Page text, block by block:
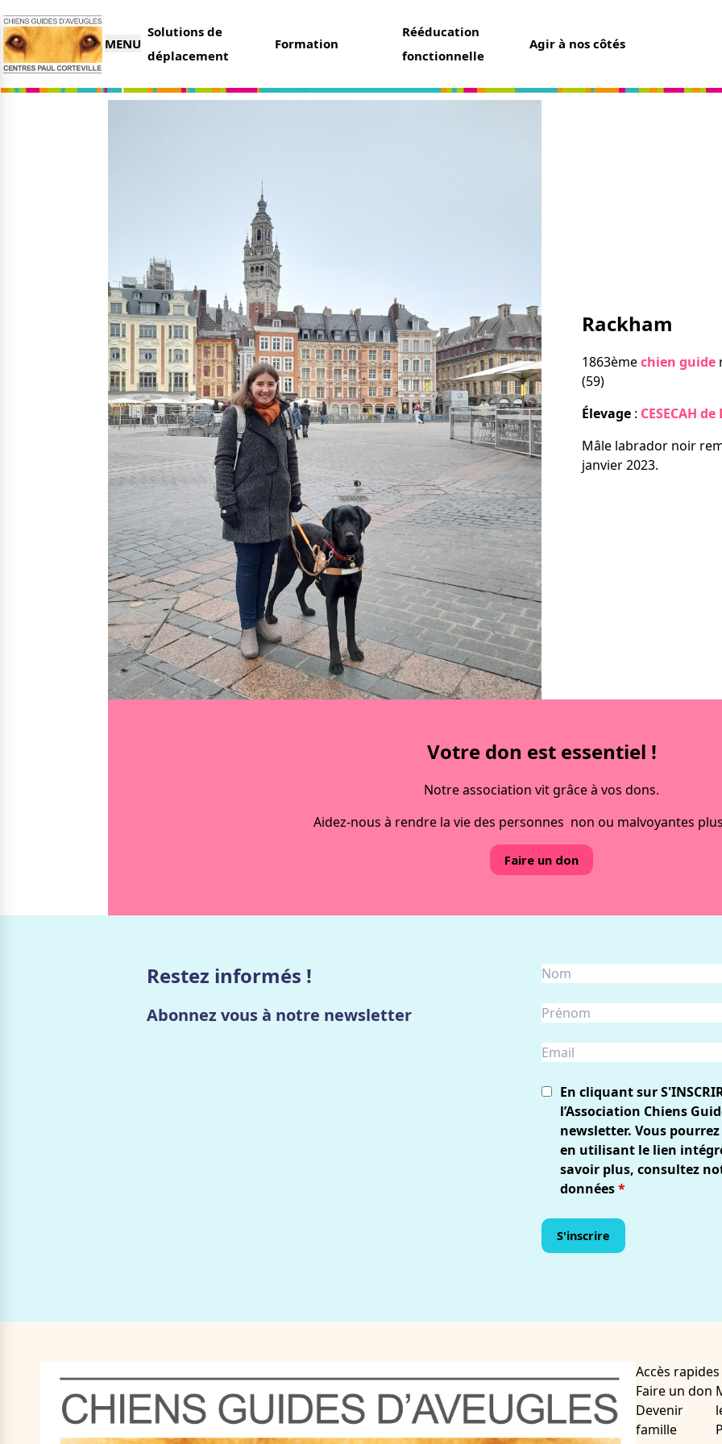
MENU
Solutions de
déplacement
Formation
Rééducation
fonctionnelle
Agir à nos côtés
Nos remises
Nos dernières actus
Le magazine du donateur
Nos solutions
Le chien guide d’aveugle
La canne blanche électronique
Le Bemob
Formation & Rééducation fonctionnelle
Formation
Rééducation fonctionnelle
Tout savoir
Irremplaçables, la série
Nous contacter
Rackham
1863èmechien guide
(59)
Élevage : CESECAH
Mâle labrador noir
janvier 2023.
Votre don est essentiel !
Notre association vit grâce à vos dons.
Aidez-nous à rendre la vie des personnes non ou malvoyantes
Faire un don
Restez informés !
Abonnez vous à notre newsletter
En cliquant sur
l’Association Chiens
newsletter. Vous
en utilisant le lien
savoir plus, consultez
données*
Accès rapides
Faire un don
Devenir
famille